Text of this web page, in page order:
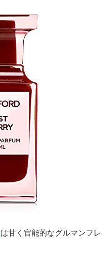
は甘く官能的なグルマンフレ